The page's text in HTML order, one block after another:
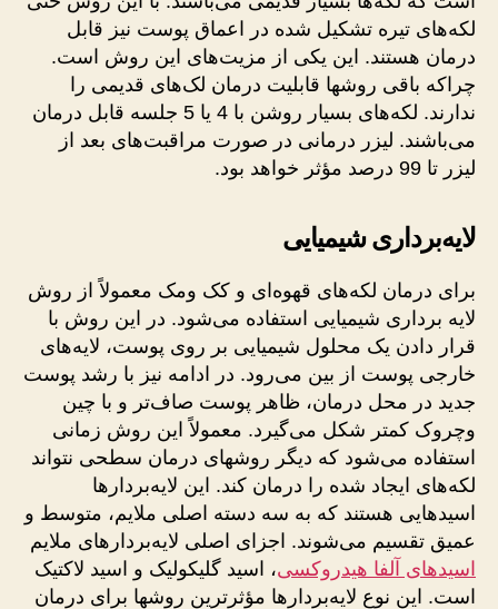
لکه‌های تیره تشکیل‌ شده در اعماق پوست نیز قابل‌
درمان هستند. این‌ یکی از مزیت‌های این روش است.
چراکه باقی روشها قابلیت درمان لک‌های قدیمی را
ندارند. لکه‌های بسیار روشن با 4 یا 5 جلسه قابل‌ درمان
می‌باشند. لیزر درمانی در صورت مراقبت‌های بعد از
لیزر تا 99 درصد مؤثر خواهد بود.
لایه‌برداری شیمیایی
برای درمان لکه‌های قهوه‌ای و کک‌ ومک معمولاً از روش
لایه‌ برداری شیمیایی استفاده می‌شود. در این روش با
قرار دادن یک محلول شیمیایی ‌بر روی پوست، لایه‌های
خارجی پوست از بین می‌رود. در ادامه نیز با رشد پوست
جدید در محل درمان، ظاهر پوست صاف‌تر و با چین‌
وچروک کمتر شکل می‌گیرد. معمولاً این روش زمانی
استفاده می‌شود که دیگر روشهای درمان سطحی نتواند
لکه‌های ایجاد شده را درمان کند. این لایه‌بردارها
اسیدهایی هستند که به سه دسته اصلی ملایم، متوسط و
عمیق تقسیم می‌شوند. اجزای اصلی لایه‌بردارهای ملایم
اسیدهای آلفا هیدروکسی، اسید گلیکولیک و اسید لاکتیک
است. این نوع لایه‌بردارها مؤثرترین روشها برای درمان